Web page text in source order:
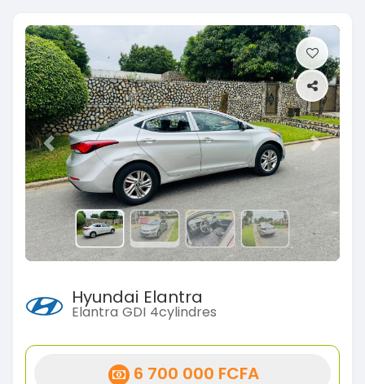
Previous Next
Hyundai Elantra
Elantra GDI 4cylindres
6 700 000 FCFA